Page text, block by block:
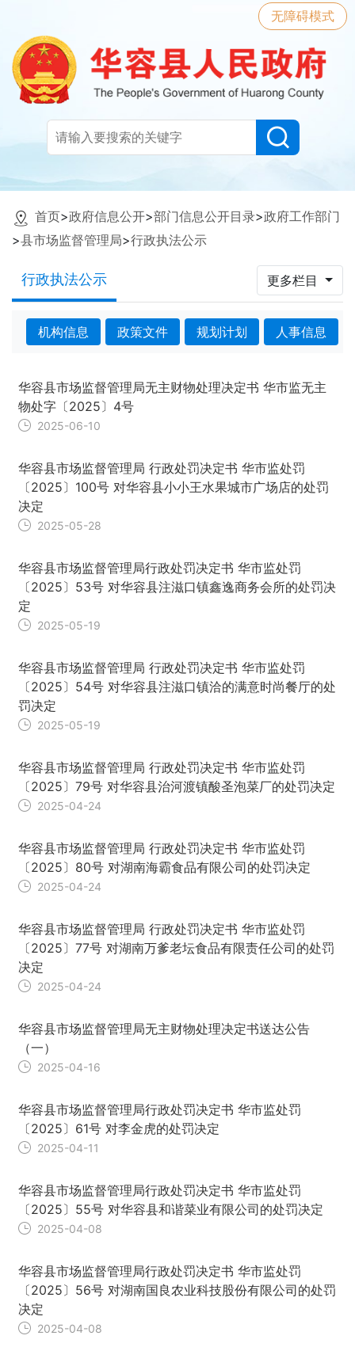
无障碍模式
首页>政府信息公开>部门信息公开目录>政府工作部门
>县市场监督管理局>行政执法公示
行政执法公示 更多栏目
机构信息 政策文件 规划计划 人事信息
华容县市场监督管理局无主财物处理决定书 华市监无主
物处字〔2025〕4号
2025-06-10
华容县市场监督管理局 行政处罚决定书 华市监处罚
〔2025〕100号 对华容县小小王水果城市广场店的处罚
决定
2025-05-28
华容县市场监督管理局行政处罚决定书 华市监处罚
〔2025〕53号 对华容县注滋口镇鑫逸商务会所的处罚决
定
2025-05-19
华容县市场监督管理局 行政处罚决定书 华市监处罚
〔2025〕54号 对华容县注滋口镇洽的满意时尚餐厅的处
罚决定
2025-05-19
华容县市场监督管理局 行政处罚决定书 华市监处罚
〔2025〕79号 对华容县治河渡镇酸圣泡菜厂的处罚决定
2025-04-24
华容县市场监督管理局 行政处罚决定书 华市监处罚
〔2025〕80号 对湖南海霸食品有限公司的处罚决定
2025-04-24
华容县市场监督管理局 行政处罚决定书 华市监处罚
〔2025〕77号 对湖南万爹老坛食品有限责任公司的处罚
决定
2025-04-24
华容县市场监督管理局无主财物处理决定书送达公告
（一）
2025-04-16
华容县市场监督管理局行政处罚决定书 华市监处罚
〔2025〕61号 对李金虎的处罚决定
2025-04-11
华容县市场监督管理局行政处罚决定书 华市监处罚
〔2025〕55号 对华容县和谐菜业有限公司的处罚决定
2025-04-08
华容县市场监督管理局行政处罚决定书 华市监处罚
〔2025〕56号 对湖南国良农业科技股份有限公司的处罚
决定
2025-04-08